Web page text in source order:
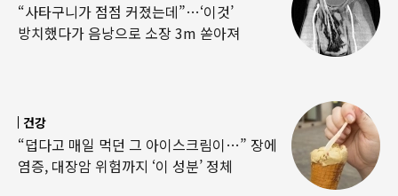
“사타구니가 점점 커졌는데”…‘이것’
방치했다가 음낭으로 소장 3m 쏟아져
건강
“덥다고 매일 먹던 그 아이스크림이…” 장에
염증, 대장암 위험까지 ‘이 성분’ 정체